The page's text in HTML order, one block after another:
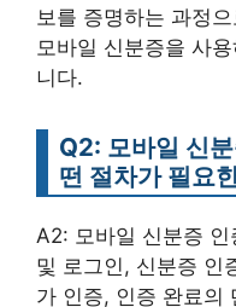
보를 증명하는 과정
모바일 신분증을 사
니다.
Q2: 모바일 신
떤 절차가 필요
A2: 모바일 신분증
및 로그인, 신분증 인
가 인증, 인증 완료의